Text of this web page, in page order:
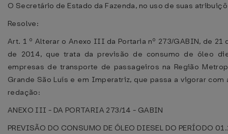
O Secretário de Estado da Fazenda, no uso de suas
Resolve:
Art. 1 º Alterar o Anexo III da Portaria nº 273/GABIN, de 21
de 2014, que trata da previsão de consumo de óleo
empresas de transporte de passageiros na Região
Grande São Luís e em Imperatriz, que passa a vigorar com
redação:
ANEXO III - DA PORTARIA 273/14 - GABIN
PREVISÃO DO CONSUMO DE ÓLEO DIESEL DO PERÍODO